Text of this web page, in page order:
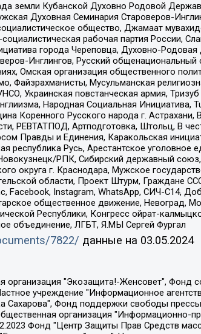
земли Кубанской Духовно Родовой
Духовная Семинария Староверов-
общество, Джамаат
рабочая партия России,
города Череповца, Духовно-
Инглингов, Русский
Омская организация общественного
Файзрахманисты, Мусульманская
Украинская повстанческая армия,
Народная Социальная Инициатива,
Коренного Русского народа г.
РЕВТАТПОД, Артподготовка, Штольц, В
Правды и Единения, Каракольская
республика Русь, Арестантское
РПК, Сибирский державный
округа г. Краснодара, Мужское
области, Проект Штурм, Граждане
Facebook, Instagram, WhatsApp, СИЧ-С14,
общественное движение,
Республики, Конгресс ойрат-
объединение, ЛГБТ, Я.МЫ Сергей Фургал
7822/ данные на 03.05.2024
"Центр поддержки и содействия развитию средств массовой информации", Пензенский региональный общественный благотворительный фонд "Гражданский союз", "Север.Реалии", Некоммерческая организация Фонд "Правовая инициатива", Общество с ограниченной ответственностью "Радио Свободная Европа/Радио Свобода", Чешское информационное агентство "MEDIUM-ORIENT", Красноярская региональная общественная организация "Мы против СПИДа", Камалягин Денис Николаевич, Маркелов Сергей Евгеньевич, Пономарев Лев Александрович, Савицкая Людмила Алексеевна, Автономная некоммерческая организация "Центр по работе с проблемой насилия "НАСИЛИЮ.НЕТ", Межрегиональный профессиональный союз работников здравоохранения "Альянс врачей", Юридическое лицо, зарегистрированное в Латвийской Республике, SIA "Medusa Project" (регистрационный номер 40103797863, дата регистрации 10.06.2014), Некоммерческая организация "Фонд по борьбе с коррупцией", Автономная некоммерческая организация "Институт права и публичной политики", Баданин Роман Сергеевич, Гликин Максим Александрович, Железнова Мария Михайловна, Лукьянова Юлия Сергеевна, Маетная Елизавета Витальевна, Маняхин Петр Борисович, Чуракова Ольга Владимировна, Ярош Юлия Петровна, Юридическое лицо "The Insider SIA", зарегистрированное в Риге, Латвийская Республика (дата регистрации 26.06.2015), являющееся администратором доменного имени интернет-издания "The Insider SIA", https://theins.ru, Постернак Алексей Евгеньевич, Рубин Михаил Аркадьевич, Анин Роман Александрович, Юридическое лицо Istories fonds, зарегистрированное в Латвийской Республике (регистрационный номер 50008295751, дата регистрации 24.02.2020), Великовский Дмитрий Александрович, Долинина Ирина Николаевна, Мароховская Алеся Алексеевна, Шлейнов Роман Юрьевич, Шмагун Олеся Валентиновна, Общество с ограниченной ответственностью "Альтаир 2021", Общество с ограниченной ответственностью "Вега 2021", Общество с ограниченной ответственностью "Главный редактор 2021", Общество с ограниченной ответственностью "Ромашки монолит", Важенков Артем Валерьевич, Ивановская областная общественная организация "Центр гендерных исследований", Гурман Юрий Альбертович, Медиапроект "ОВД-Инфо", Егоров Владимир Владимирович, Жилинский Владимир Александрович, Общество с ограниченной ответственностью "ЗП", Иванова София Юрьевна, Карезина Инна Павловна, Кильтау Екатерина Викторовна, Петров Алексей Викторович, Пискунов Сергей Евгеньевич, Смирнов Сергей Сергеевич, Тихонов Михаил Сергеевич, Общество с ограниченной ответственностью "ЖУРНАЛИСТ-ИНОСТРАННЫЙ АГЕНТ", Арапова Галина Юрьевна, Вольтская Татьяна Анатольевна, Американская компания "Mason G.E.S.